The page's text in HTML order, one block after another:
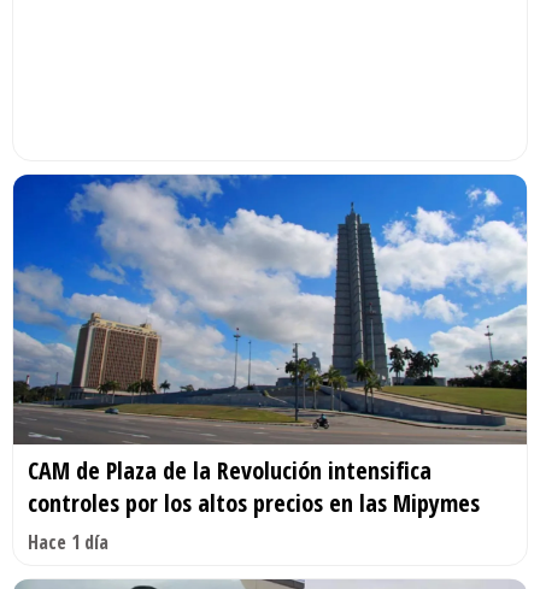
CAM de Plaza de la Revolución intensifica
controles por los altos precios en las Mipymes
Hace 1 día